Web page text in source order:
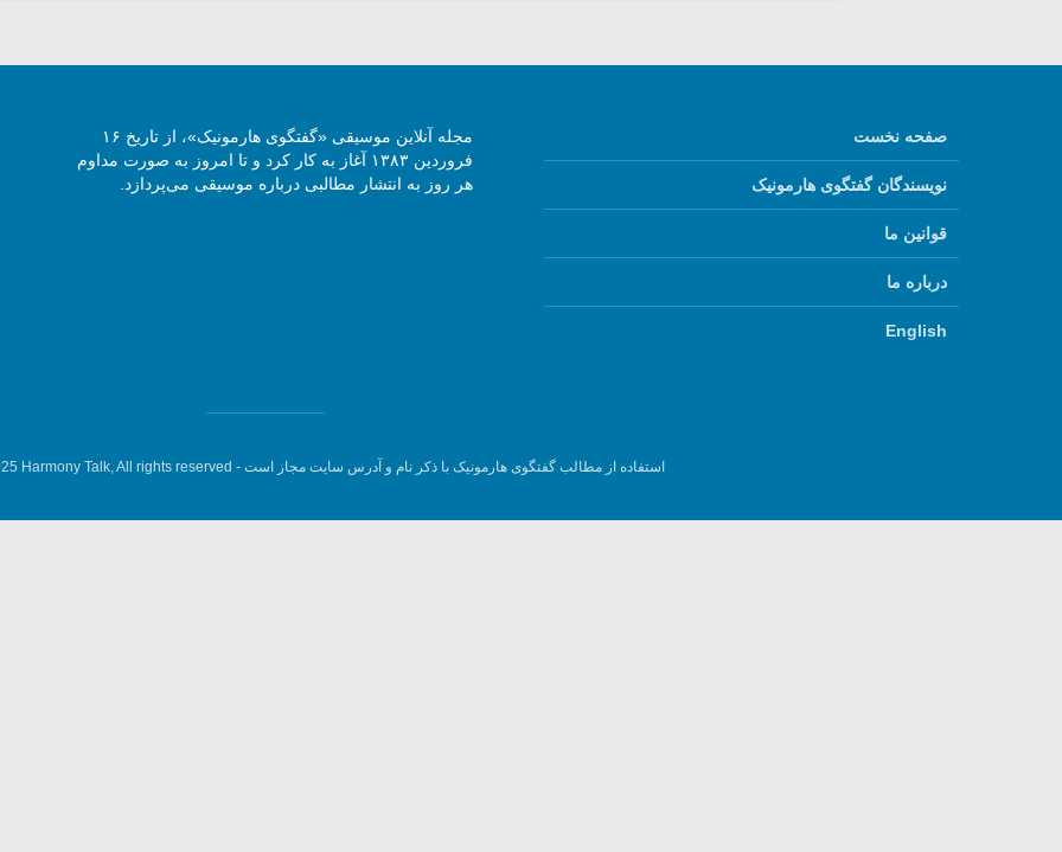
صفحه نخست
نویسندگان گفتگوی هارمونیک
قوانین ما
درباره ما
English
مجله آنلاین موسیقی «گفتگوی هارمونیک»، از تاریخ ۱۶
فروردین ۱۳۸۳ آغاز به کار کرد و تا امروز به صورت مداوم
هر روز به انتشار مطالبی درباره موسیقی می‌پردازد.
استفاده از مطالب گفتگوی هارمونیک با ذکر نام و آدرس سایت مجاز است - Harmony Talk, All rights reserved.